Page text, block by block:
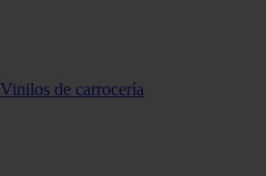
Vinilos de carrocería